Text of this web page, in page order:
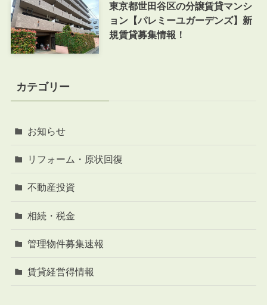
東京都世田谷区の分譲賃貸マンシ
ョン【パレミーユガーデンズ】新
規賃貸募集情報！
カテゴリー
お知らせ
リフォーム・原状回復
不動産投資
相続・税金
管理物件募集速報
賃貸経営得情報